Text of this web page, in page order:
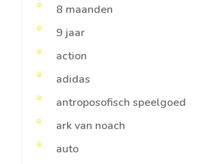
8 maanden
9 jaar
action
adidas
antroposofisch speelgoed
ark van noach
auto